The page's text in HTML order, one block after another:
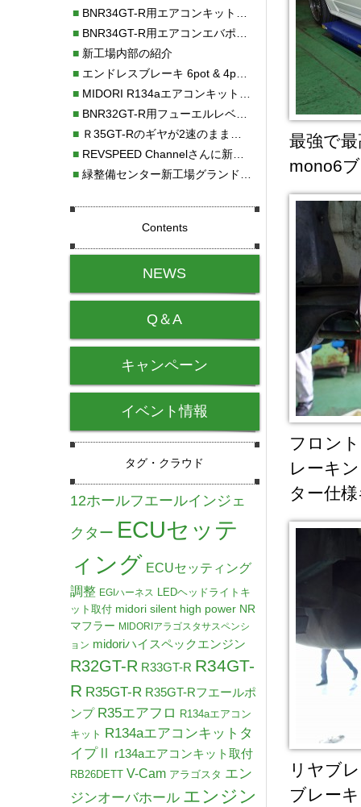
最強で
mono6
フロン
レーキ
ター仕
リヤブ
ブレー
■BNR34GT-R用エアコンキット新発売！！
■BNR34GT-R用エアコンエバポレーターを新発売！！
■新工場内部の紹介
■エンドレスブレーキ 6pot & 4potオーバーホール
■MIDORI R134aエアコンキットタイプⅡ取り付け
■BNR32GT-R用フューエルレベルセンサー新発売！！
■Ｒ35GT-Rのギヤが2速のまま変速しない！！
■REVSPEED Channelさんに新社屋を紹介していただきました!!
■緑整備センター新工場グランドオープン・続報
Contents
NEWS
Q＆A
キャンペーン
イベント情報
タグ・クラウド
12ホールフエールインジェ
クター ECUセッテ
ィング ECUセッティング
調整 EGIハーネス LEDヘッドライトキ
ット取付 midori silent high power NR
マフラー MIDORIアラゴスタサスペンシ
ョン midoriハイスペックエンジン
R32GT-R R33GT-R R34GT-
R R35GT-R R35GT-Rフエールポ
ンプ R35エアフロ R134aエアコン
キット R134aエアコンキットタ
イプⅡ
r134aエアコンキット取付
RB26DETT V-Cam アラゴスタ エン
ジンオーバホール エンジン